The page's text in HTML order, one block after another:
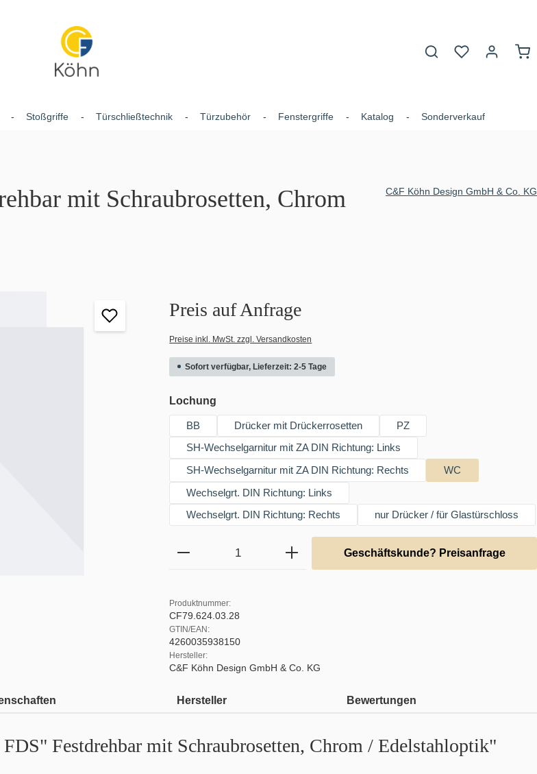
Du hast 0
Stoßgriffe Türschließtechnik Türzubehör Fenstergriffe Katalog Sonderverkauf
mit Schraubrosetten, Chrom
C&F Köhn Design GmbH & Co. KG
Preis auf Anfrage
Preise inkl. MwSt. zzgl. Versandkosten
Sofort verfügbar, Lieferzeit: 2-5 Tage
Lochung
BB Drücker mit Drückerrosetten
PZ
SH-Wechselgarnitur mit ZA DIN Richtung: Links
SH-Wechselgarnitur mit ZA DIN Richtung: Rechts
WC
Wechselgrt. DIN Richtung: Links
Wechselgrt. DIN Richtung: Rechts
nur Drücker / für Glastürschloss
Produkt Anzahl: Gib den gewünschten Wert ein
Geschäftskunde? Preisanfrage
Produktnummer:
CF79.624.03.28
GTIN/EAN:
4260035938150
Hersteller:
C&F Köhn Design GmbH & Co. KG
Hersteller Bewertungen
Festdrehbar mit Schraubrosetten, Chrom / Edelstahloptik"